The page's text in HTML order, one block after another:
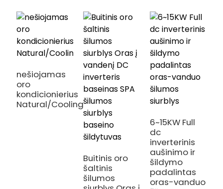
nešiojamas
oro
kondicionierius
Natural/Cooling/Heating
Buitinis oro
šaltinis
šilumos
6~15KW Full
dc
inverterinis
aušinimo ir
šildymo
padalintas
oras-vanduo